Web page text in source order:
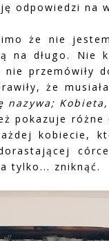
odpowiedzi na
że nie
na długo. Nie
przemówiły
że
nazywa;
pokazuje
kobiecie,
tylko... zniknąć.